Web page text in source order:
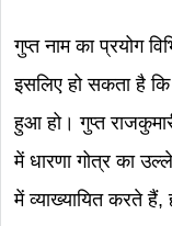
गुप्त नाम का प्रयोग
इसलिए हो सकता है
हुआ हो। गुप्त
में धारणा गोत्र का
में व्याख्यायित करते